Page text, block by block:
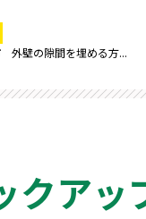
外壁の隙間を埋める方...
クアッ